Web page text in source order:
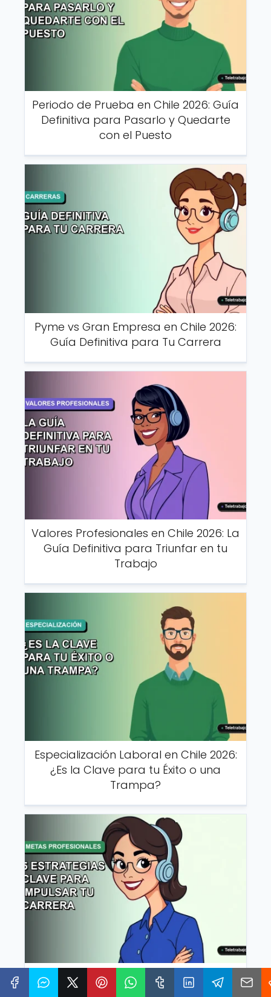
Periodo de Prueba en Chile 2026: Guía
Definitiva para Pasarlo y Quedarte
con el Puesto
Pyme vs Gran Empresa en Chile 2026:
Guía Definitiva para Tu Carrera
Valores Profesionales en Chile 2026: La
Guía Definitiva para Triunfar en tu
Trabajo
Especialización Laboral en Chile 2026:
¿Es la Clave para tu Éxito o una
Trampa?
Metas Profesionales 2026 en Chile: 5
Estrategias Clave para Impulsar tu